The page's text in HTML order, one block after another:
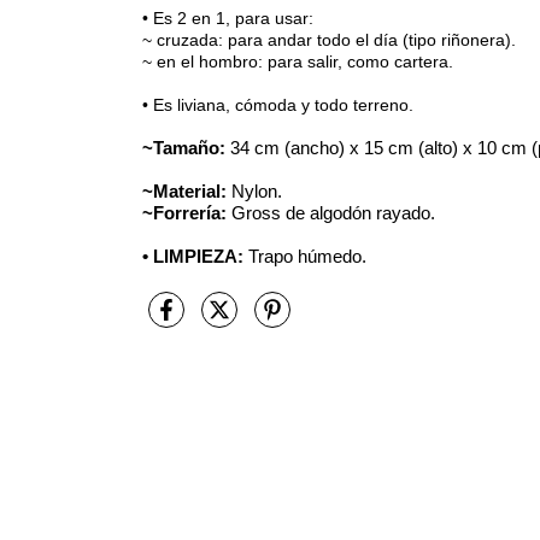
• Es 2 en 1, para usar:
~ cruzada: para andar todo el día (tipo riñonera).
~ en el hombro: para salir, como cartera.
• Es liviana, cómoda y todo terreno.
~Tamaño: 34 cm (ancho) x 15 cm (alto) x 10 cm
~Material: Nylon.
~Forrería: Gross de algodón rayado.
• LIMPIEZA: Trapo húmedo.